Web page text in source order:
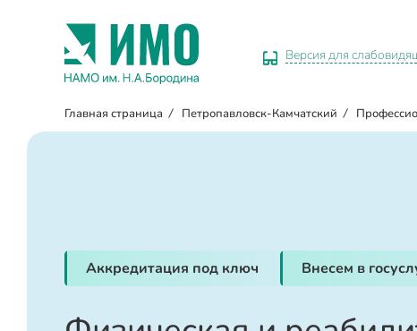
Версия для
Главная страница / Петропавловск-Камчатский /
Аккредитация под ключ Внесем в